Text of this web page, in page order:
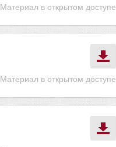
Материал в открытом доступе
Материал в открытом доступе